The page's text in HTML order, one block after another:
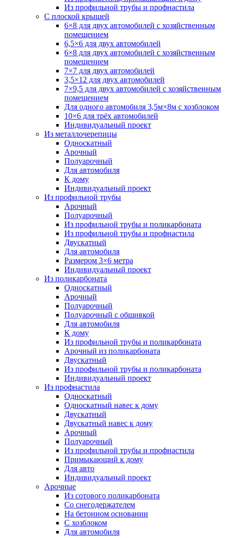
Из профильной трубы и профнастила
С плоской крышей
6×8 для двух автомобилей с хозяйственным
помещением
6,5×6 для двух автомобилей
6×8 для двух автомобилей с хозяйственным
помещением
7×7 для двух автомобилей
3,5×12 для двух автомобилей
7×9,5 для двух автомобилей с хозяйственным
помещением
Для одного автомобиля 3,5м×8м с хозблоком
10×6 для трёх автомобилей
Индивидуальный проект
Из металлочерепицы
Односкатный
Арочный
Полуарочный
Для автомобиля
К дому
Индивидуальный проект
Из профильной трубы
Арочный
Полуарочный
Из профильной трубы и поликарбоната
Из профильной трубы и профнастила
Двускатный
Для автомобиля
Размером 3×6 метра
Индивидуальный проект
Из поликарбоната
Односкатный
Арочный
Полуарочный
Полуарочный с обшивкой
Для автомобиля
К дому
Из профильной трубы и поликарбоната
Арочный из поликарбоната
Двускатный
Из профильной трубы и поликарбоната
Индивидуальный проект
Из профнастила
Односкатный
Односкатный навес к дому
Двускатный
Двускатный навес к дому
Арочный
Полуарочный
Из профильной трубы и профнастила
Примыкающий к дому
Для авто
Индивидуальный проект
Арочные
Из сотового поликарбоната
Со снегодержателем
На бетонном основании
С хозблоком
Для автомобиля